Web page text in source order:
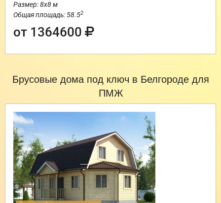
Размер: 8х8 м
Общая площадь: 58.52
от 1364600
Брусовые дома под ключ в Белгороде для
ПМЖ